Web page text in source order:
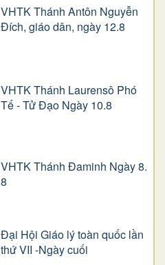
VHTK Thánh Antôn Nguyễn
Ðích, giáo dân, ngày 12.8
VHTK Thánh Laurensô Phó
Tế - Tử Đạo Ngày 10.8
VHTK Thánh Đaminh Ngày 8.
8
Đại Hội Giáo lý toàn quốc lần
thứ VII -Ngày cuối